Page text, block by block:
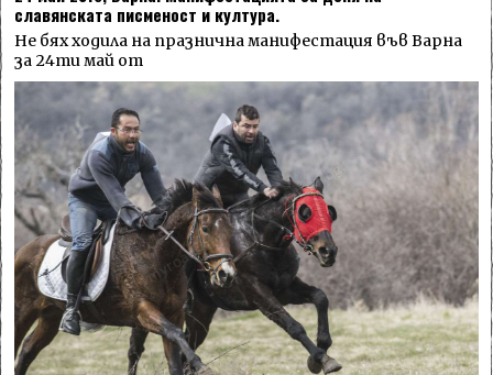
славянската писменост и култура.
Не бях ходила на празнична манифестация във Варна
за 24ти май от